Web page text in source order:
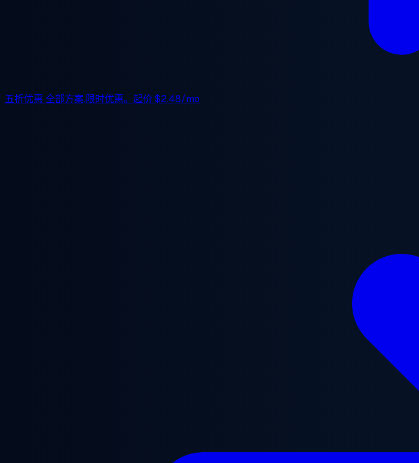
五折优惠 全部方案,限时优惠。起价$2.48/mo